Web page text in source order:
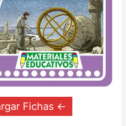
Fichas ←